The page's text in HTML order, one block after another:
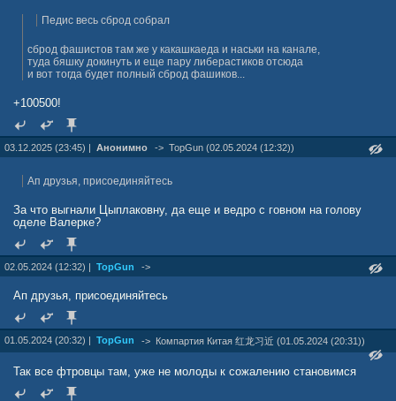
Педис весь сброд собрал
сброд фашистов там же у какашкаеда и наськи на канале,
туда бяшку докинуть и еще пару либерастиков отсюда
и вот тогда будет полный сброд фашиков...
+100500!
03.12.2025 (23:45) | Анонимно -> TopGun (02.05.2024 (12:32))
Ап друзья, присоединяйтесь
За что выгнали Цыплаковну, да еще и ведро с говном на голову
оделе Валерке?
02.05.2024 (12:32) | TopGun ->
Ап друзья, присоединяйтесь
01.05.2024 (20:32) | TopGun -> Компартия Китая 红龙习近 (01.05.2024 (20:31))
Так все фтровцы там, уже не молоды к сожалению становимся